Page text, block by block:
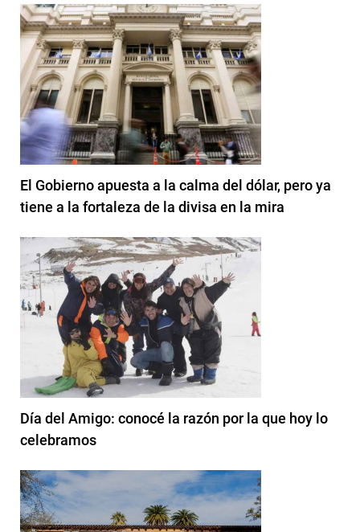
El Gobierno apuesta a la calma del dólar, pero ya
tiene a la fortaleza de la divisa en la mira
Día del Amigo: conocé la razón por la que hoy lo
celebramos